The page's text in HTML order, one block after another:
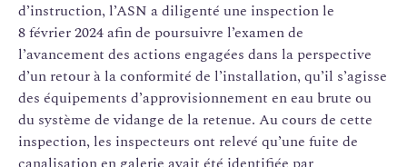
d’instruction, l’ASN a diligenté une inspection le
8 février 2024 afin de poursuivre l’examen de
l’avancement des actions engagées dans la perspective
d’un retour à la conformité de l’installation, qu’il s’agisse
des équipements d’approvisionnement en eau brute ou
du système de vidange de la retenue. Au cours de cette
inspection, les inspecteurs ont relevé qu’une fuite de